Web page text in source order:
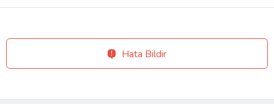
Hata Bildir